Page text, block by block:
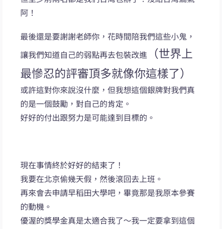
阿！
最後還是要謝謝老師你，花時間陪我們這些小鬼，
讓我們知道自己的弱點再去包裝改進
（世界上
最慘忍的評審頂多就像你這樣了）
或許這對你來說沒什麼，但我想這個銀牌對我們真
的是一個鼓勵，對自己的肯定。
好好的付出跟努力是可能達到目標的。
現在事情終於好好的結束了！
我要在北京偷幾天假，然後滾回去上班。
再來會去申請早稻田大學吧，畢竟那是我原本參賽
的動機。
優渥的獎學金真是太適合我了～我一定要拿到這個